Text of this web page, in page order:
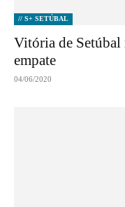
// S+ SETÚBAL
Vitória de Setúbal
empate
04/06/2020